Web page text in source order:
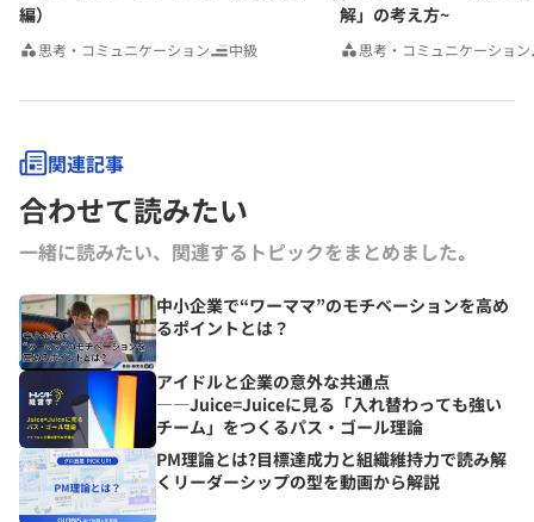
編）
思考・コミュニケーション 中級
解」の考え方~
思考・コミュニケーション
関連記事
合わせて読みたい
一緒に読みたい、関連するトピックをまとめました｡
中小企業で“ワーママ”のモチベーションを高め
るポイントとは？
アイドルと企業の意外な共通点
――Juice=Juiceに見る「入れ替わっても強い
チーム」をつくるパス・ゴール理論
PM理論とは?目標達成力と組織維持力で読み解
くリーダーシップの型を動画から解説